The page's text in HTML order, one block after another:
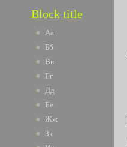
Block title
Аа
Бб
Вв
Гг
Дд
Ее
Жж
Зз